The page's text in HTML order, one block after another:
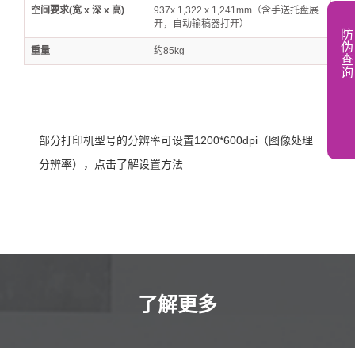
空间要求(宽 x 深 x 高)
937x 1,322 x 1,241mm（含手送托盘展
开，自动输稿器打开）
重量 约85kg
部分打印机型号的分辨率可设置1200*600dpi（图像处理
分辨率），点击了解设置方法
了解更多
防
伪
查
询